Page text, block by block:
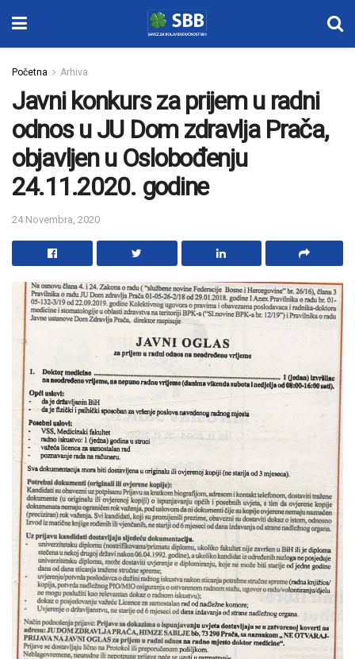
Početna Arhiva
Javni konkurs za prijem u radni
odnos u JU Dom zdravlja Prača,
objavljen u Oslobođenju
24.11.2020. godine
24 Novembra, 2020